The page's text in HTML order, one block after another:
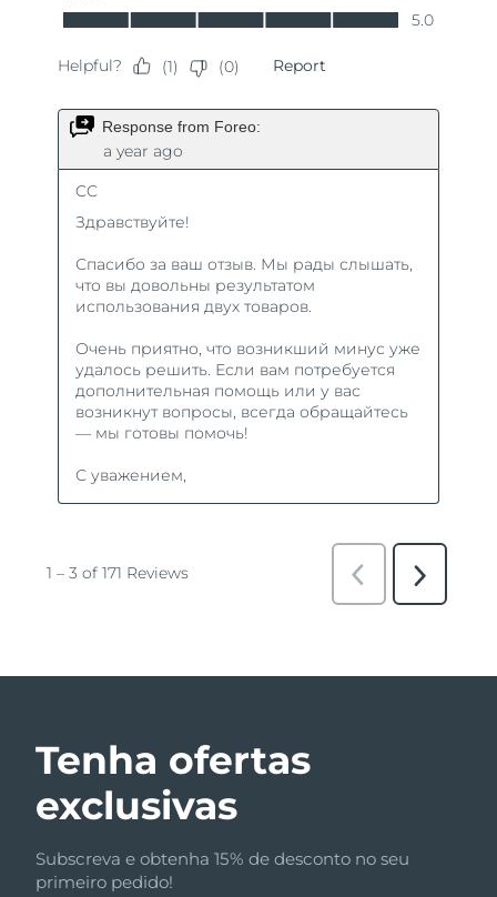
Tenha ofertas
exclusivas
Subscreva e obtenha 15% de desconto no seu
primeiro pedido!